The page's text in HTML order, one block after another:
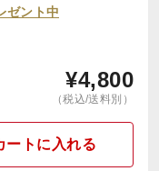
ゼント中
¥4,800
（税込/送料別）
ートに入れる